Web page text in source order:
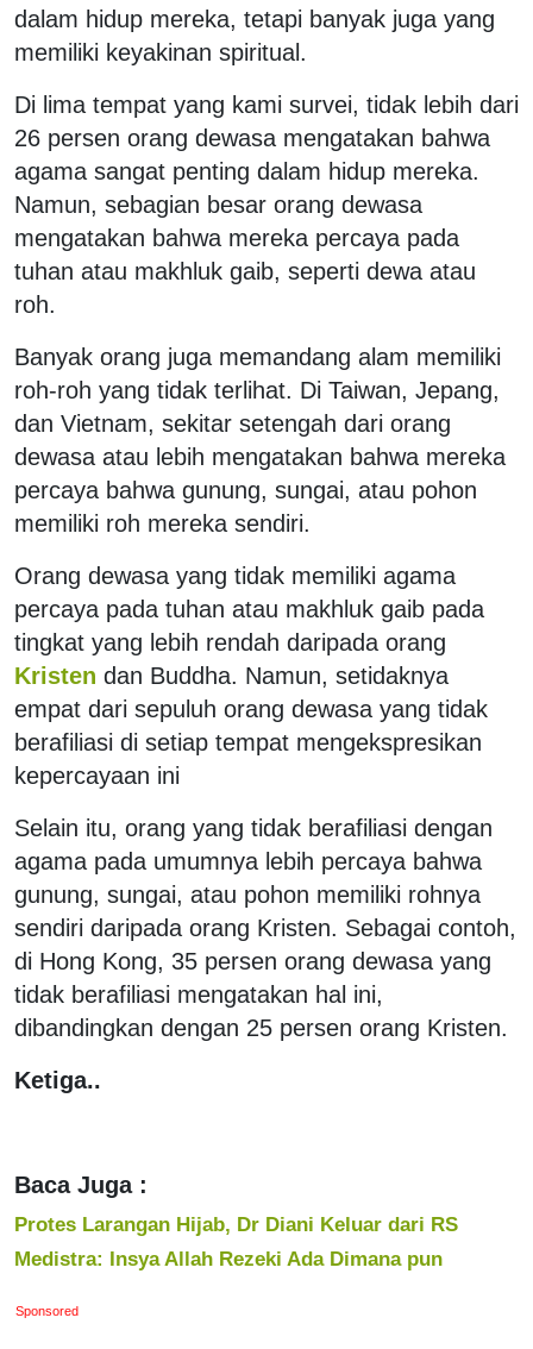
dalam hidup mereka, tetapi banyak juga yang
memiliki keyakinan spiritual.
Di lima tempat yang kami survei, tidak lebih dari
26 persen orang dewasa mengatakan bahwa
agama sangat penting dalam hidup mereka.
Namun, sebagian besar orang dewasa
mengatakan bahwa mereka percaya pada
tuhan atau makhluk gaib, seperti dewa atau
roh.
Banyak orang juga memandang alam memiliki
roh-roh yang tidak terlihat. Di Taiwan, Jepang,
dan Vietnam, sekitar setengah dari orang
dewasa atau lebih mengatakan bahwa mereka
percaya bahwa gunung, sungai, atau pohon
memiliki roh mereka sendiri.
Orang dewasa yang tidak memiliki agama
percaya pada tuhan atau makhluk gaib pada
tingkat yang lebih rendah daripada orang
Kristen dan Buddha. Namun, setidaknya
empat dari sepuluh orang dewasa yang tidak
berafiliasi di setiap tempat mengekspresikan
kepercayaan ini
Selain itu, orang yang tidak berafiliasi dengan
agama pada umumnya lebih percaya bahwa
gunung, sungai, atau pohon memiliki rohnya
sendiri daripada orang Kristen. Sebagai contoh,
di Hong Kong, 35 persen orang dewasa yang
tidak berafiliasi mengatakan hal ini,
dibandingkan dengan 25 persen orang Kristen.
Ketiga..
Baca Juga :
Protes Larangan Hijab, Dr Diani Keluar dari RS
Medistra: Insya Allah Rezeki Ada Dimana pun
Sponsored